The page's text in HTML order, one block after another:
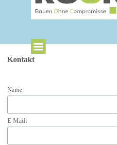
Kontakt
Name:
E-Mail: